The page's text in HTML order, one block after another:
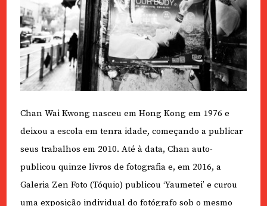
Chan Wai Kwong nasceu em Hong Kong em 1976 e
deixou a escola em tenra idade, começando a publicar
seus trabalhos em 2010. Até à data, Chan auto-
publicou quinze livros de fotografia e, em 2016, a
Galeria Zen Foto (Tóquio) publicou ‘Yaumetei’ e curou
uma exposição individual do fotógrafo sob o mesmo